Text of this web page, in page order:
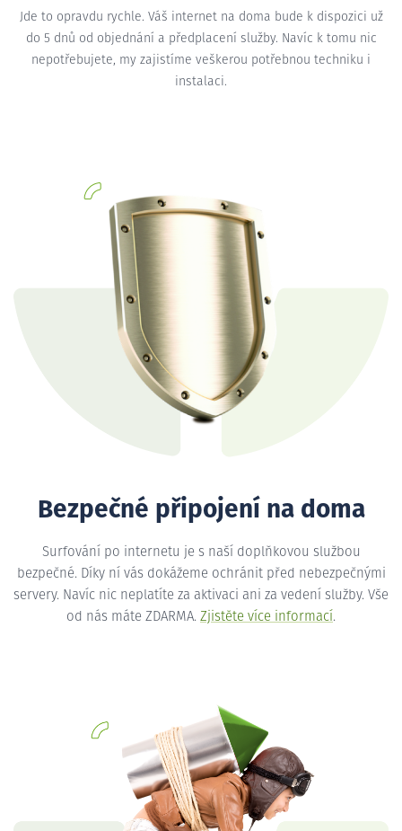
Jde to opravdu rychle. Váš internet na doma bude k dispozici už
do 5 dnů od objednání a předplacení služby. Navíc k tomu nic
nepotřebujete, my zajistíme veškerou potřebnou techniku i
instalaci.
Bezpečné připojení na doma
Surfování po internetu je s naší doplňkovou službou
bezpečné. Díky ní vás dokážeme ochránit před nebezpečnými
servery. Navíc nic neplatíte za aktivaci ani za vedení služby. Vše
od nás máte ZDARMA. Zjistěte více informací.